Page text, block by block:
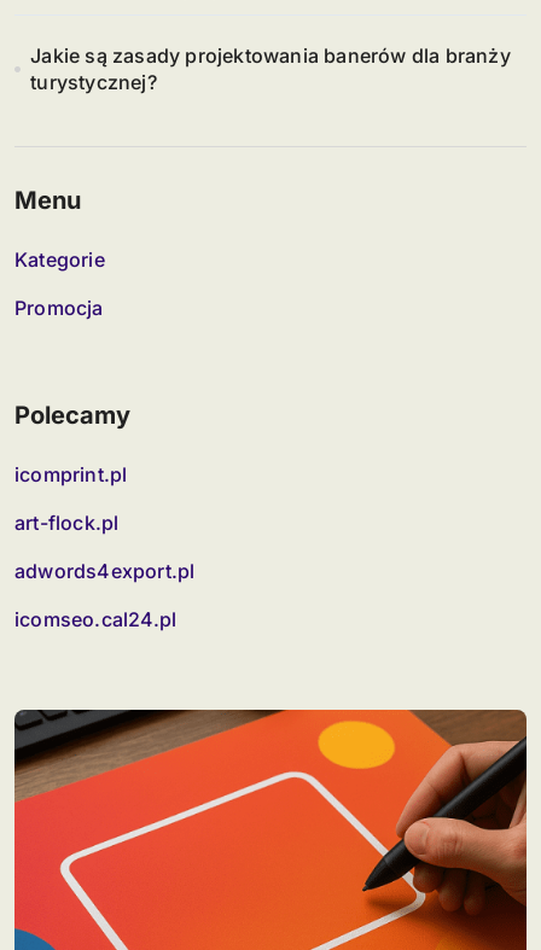
Jakie są zasady projektowania banerów dla branży
turystycznej?
Menu
Kategorie
Promocja
Polecamy
icomprint.pl
art-flock.pl
adwords4export.pl
icomseo.cal24.pl